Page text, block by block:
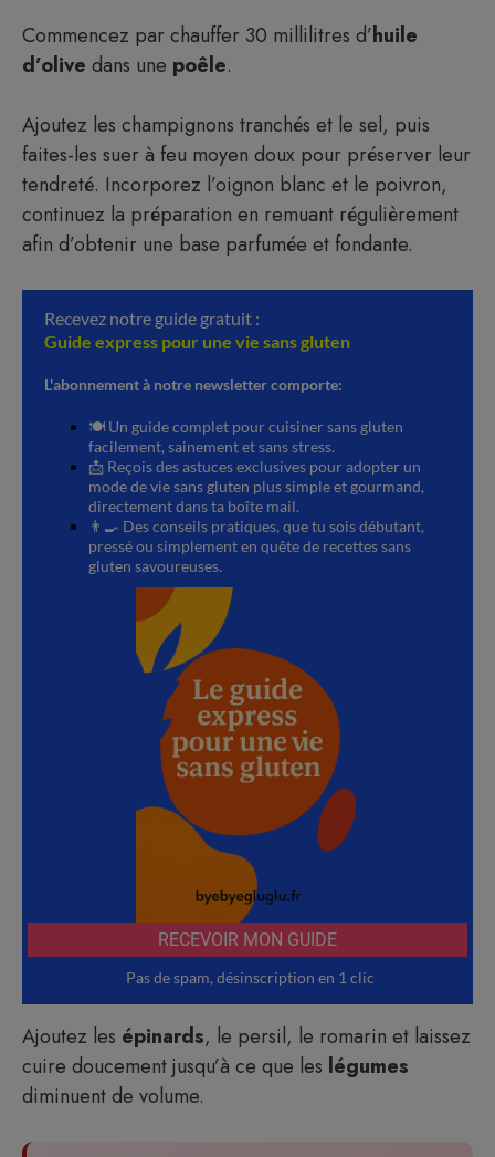
Commencez par chauffer 30 millilitres d’huile
d’olive dans une poêle.
Ajoutez les champignons tranchés et le sel, puis
faites-les suer à feu moyen doux pour préserver leur
tendreté. Incorporez l’oignon blanc et le poivron,
continuez la préparation en remuant régulièrement
afin d’obtenir une base parfumée et fondante.
Ajoutez les épinards, le persil, le romarin et laissez
cuire doucement jusqu’à ce que les légumes
diminuent de volume.